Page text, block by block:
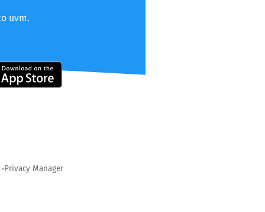
uvm.
Privacy Manager